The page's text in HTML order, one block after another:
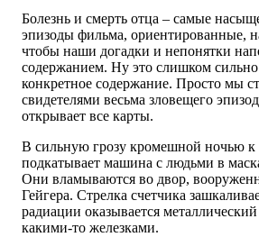
Болезнь и смерть отца – самые
эпизоды фильма, ориентированные,
чтобы наши догадки и непонятки
содержанием. Ну это слишком сильно
конкретное содержание. Просто мы
свидетелями весьма зловещего
открывает все карты.
В сильную грозу кромешной ночью
подкатывает машина с людьми в
Они вламываются во двор,
Гейгера. Стрелка счетчика
радиации оказывается
какими-то железками.